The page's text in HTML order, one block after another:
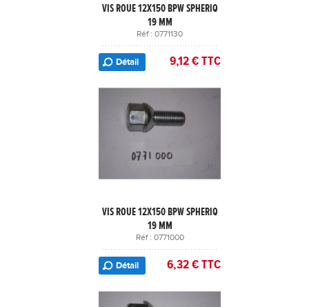
VIS ROUE 12X150 BPW SPHERIQ
19 MM
Réf : 0771130
Détail 9,12 € TTC
VIS ROUE 12X150 BPW SPHERIQ
19 MM
Réf : 0771000
Détail 6,32 € TTC